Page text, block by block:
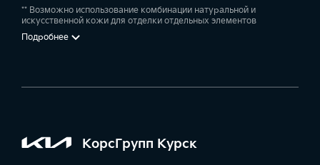
** Возможно использование комбинации натуральной и
искусственной кожи для отделки отдельных элементов
Подробнее
КорсГрупп Курск